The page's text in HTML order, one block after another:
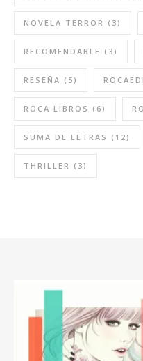
NOVELA TERROR (3)
RECOMENDABLE (3)
RESEÑA (5)
ROCA LIBROS (6)
SUMA DE LETRAS (12)
THRILLER (3)